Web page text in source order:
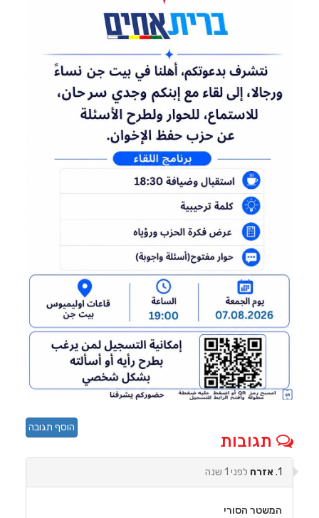
תגובות
הוסף תגובה
אזרחלפני 1 שנה
המשטר הסורי